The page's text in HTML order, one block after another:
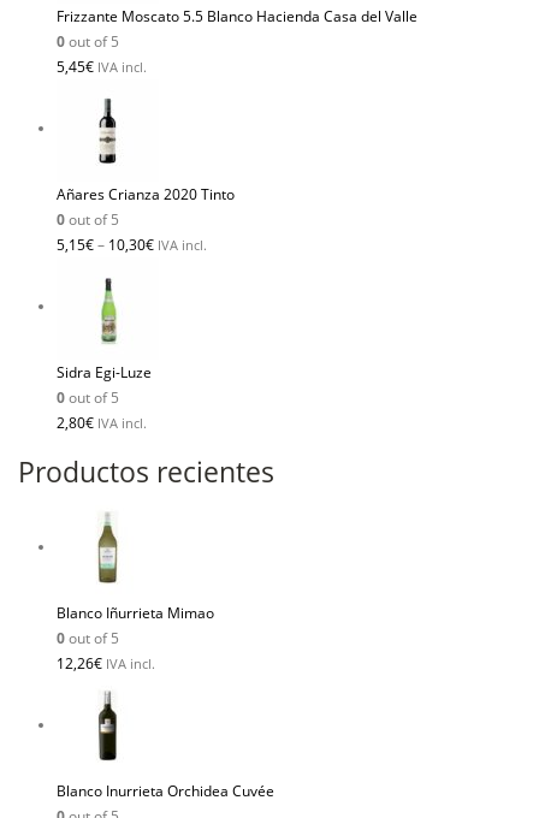
Frizzante Moscato 5.5 Blanco Hacienda Casa del Valle
0out of 5
5,45€ IVA incl.
Añares Crianza 2020 Tinto
0out of 5
5,15€– 10,30€ IVA incl.
Sidra Egi-Luze
0out of 5
2,80€ IVA incl.
Productos recientes
Blanco Iñurrieta Mimao
0out of 5
12,26€ IVA incl.
Blanco Inurrieta Orchidea Cuvée